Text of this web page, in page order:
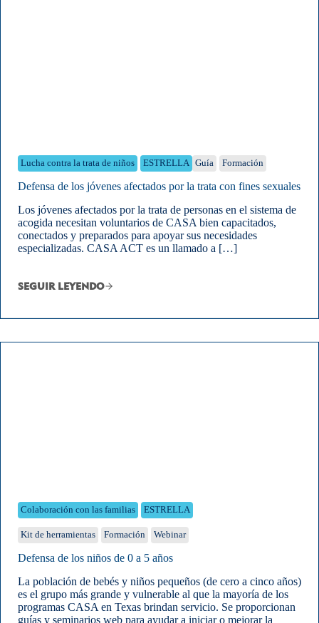
Lucha contra la trata de niños ESTRELLA Guía Formación
Defensa de los jóvenes afectados por la trata con fines sexuales
Los jóvenes afectados por la trata de personas en el sistema de
acogida necesitan voluntarios de CASA bien capacitados,
conectados y preparados para apoyar sus necesidades
especializadas. CASA ACT es un llamado a […]
SEGUIR LEYENDO
Colaboración con las familias ESTRELLA
Kit de herramientas Formación Webinar
Defensa de los niños de 0 a 5 años
La población de bebés y niños pequeños (de cero a cinco años)
es el grupo más grande y vulnerable al que la mayoría de los
programas CASA en Texas brindan servicio. Se proporcionan
guías y seminarios web para ayudar a iniciar o mejorar la